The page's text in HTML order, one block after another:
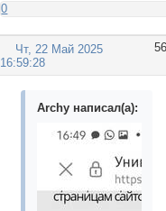
0
56
Чт, 22 Май 2025
16:59:28
Archy написал(а):